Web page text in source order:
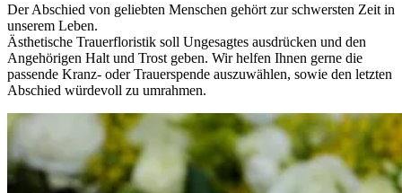
Der Abschied von geliebten Menschen gehört zur schwersten Zeit in
unserem Leben.
Ästhetische Trauerfloristik soll Ungesagtes ausdrücken und den
Angehörigen Halt und Trost geben. Wir helfen Ihnen gerne die
passende Kranz- oder Trauerspende auszuwählen, sowie den letzten
Abschied würdevoll zu umrahmen.